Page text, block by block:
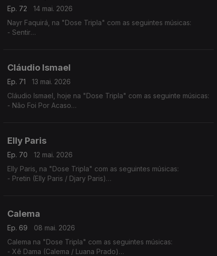
Ep. 72
14 mai. 2026
Nayr Faquirá, na "Dose Tripla" com as seguintes músicas:
- Sentir
Cláudio Ismael
Ep. 71
13 mai. 2026
Cláudio Ismael, hoje na "Dose Tripla" com as seguinte músicas:
- Não Foi Por Acaso
Elly Paris
Ep. 70
12 mai. 2026
Elly Paris, na "Dose Tripla" com as seguintes músicas:
- Pretin (Elly Paris / Djary Paris)
Calema
Ep. 69
08 mai. 2026
Calema na "Dose Tripla" com as seguintes músicas:
- Xê Dama (Calema / Luana Prado)